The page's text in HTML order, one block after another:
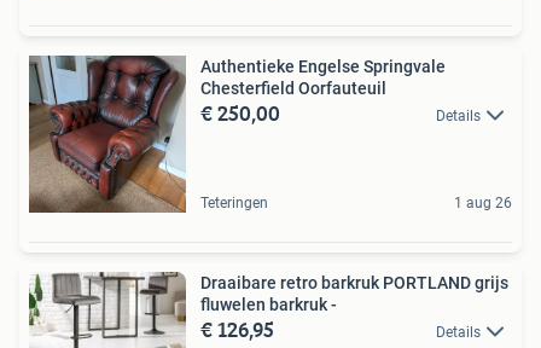
Authentieke Engelse Springvale
Chesterfield Oorfauteuil
€ 250,00 Details
Teteringen 1 aug 26
Draaibare retro barkruk PORTLAND grijs
fluwelen barkruk -
€ 126,95 Details